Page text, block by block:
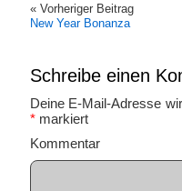
« Vorheriger Beitrag
New Year Bonanza
Schreibe einen
Deine E-Mail-Adresse
* markiert